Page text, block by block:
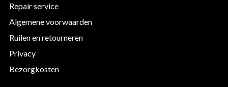
Repair service
Algemene voorwaarden
Ruilen en retourneren
Privacy
Bezorgkosten